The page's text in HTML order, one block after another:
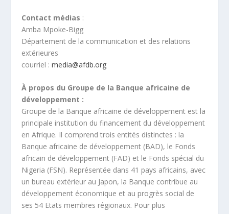
Contact médias :
Amba Mpoke-Bigg
Département de la communication et des relations
extérieures
courriel :media@afdb.org
À propos du Groupe de la Banque africaine de
développement :
Groupe de la Banque africaine de développement est la
principale institution du financement du développement
en Afrique. Il comprend trois entités distinctes : la
Banque africaine de développement (BAD), le Fonds
africain de développement (FAD) et le Fonds spécial du
Nigeria (FSN). Représentée dans 41 pays africains, avec
un bureau extérieur au Japon, la Banque contribue au
développement économique et au progrès social de
ses 54 Etats membres régionaux. Pour plus